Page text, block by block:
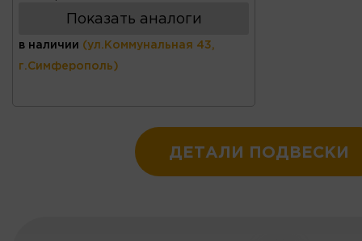
Показать аналоги
в наличии (ул.Коммунальная 43,
г.Симферополь)
ДЕТАЛИ ПОДВЕСКИ